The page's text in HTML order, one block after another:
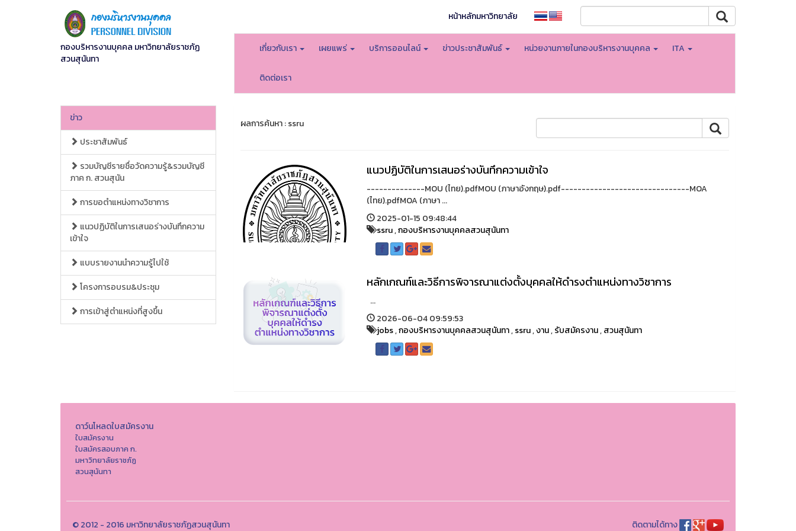
กองบริหารงานบุคคล มหาวิทยาลัยราชภัฏ
สวนสุนันทา
หน้าหลักมหาวิทยาลัย
เกี่ยวกับเรา เผยแพร่ บริการออนไลน์ ข่าวประชาสัมพันธ์ หน่วยงานภายในกองบริหารงานบุคคล ITA
ติดต่อเรา
ข่าว
ประชาสัมพันธ์
รวมบัญชีรายชื่อวัดความรู้&รวมบัญชี
ภาค ก. สวนสุนัน
การขอตำแหน่งทางวิชาการ
แนวปฏิบัติในการเสนอร่างบันทึกความ
เข้าใจ
แบบรายงานนำความรู้ไปใช้
โครงการอบรม&ประชุม
การเข้าสู่ตำแหน่งที่สูงขึ้น
ผลการค้นหา : ssru
แนวปฏิบัติในการเสนอร่างบันทึกความเข้าใจ
--------------MOU (ไทย).pdfMOU (ภาษาอังกฤษ).pdf-------------------------------MOA
(ไทย).pdfMOA (ภาษา ...
2025-01-15 09:48:44
ssru,กองบริหารงานบุคคลสวนสุนันทา
หลักเกณฑ์และวิธีการพิจารณาแต่งตั้งบุคคลให้ดำรงตำแหน่งทางวิชาการ
...
2026-06-04 09:59:53
jobs,กองบริหารงานบุคคลสวนสุนันทา,ssru,งาน,รับสมัครงาน,สวนสุนันทา
ดาว์นโหลดใบสมัครงาน
ใบสมัครงาน
ใบสมัครสอบภาค ก.
มหาวิทยาลัยราชภัฏ
สวนสุนันทา
© 2012 - 2016 มหาวิทยาลัยราชภัฏสวนสุนันทา
ติดตามได้ทาง